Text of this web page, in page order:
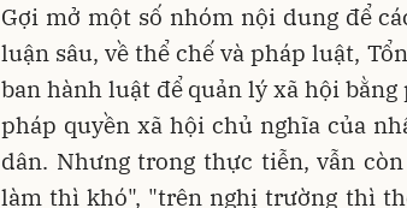
Gợi mở một số nhóm nội dung để
luận sâu, về thể chế và pháp luật,
ban hành luật để quản lý xã hội
pháp quyền xã hội chủ nghĩa của
dân. Nhưng trong thực tiễn, vẫn
làm thì khó", "trên nghị trường thì